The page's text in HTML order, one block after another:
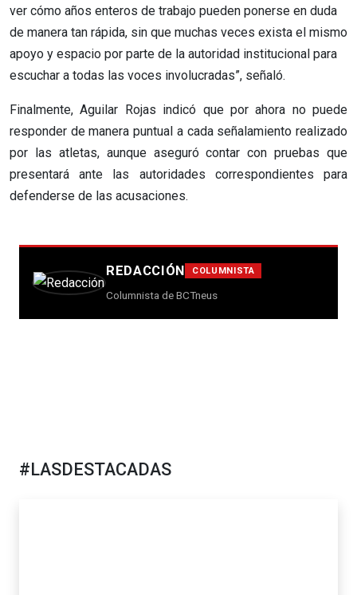
ver cómo años enteros de trabajo pueden ponerse en duda
de manera tan rápida, sin que muchas veces exista el mismo
apoyo y espacio por parte de la autoridad institucional para
escuchar a todas las voces involucradas”, señaló.
Finalmente, Aguilar Rojas indicó que por ahora no puede
responder de manera puntual a cada señalamiento realizado
por las atletas, aunque aseguró contar con pruebas que
presentará ante las autoridades correspondientes para
defenderse de las acusaciones.
REDACCIÓN COLUMNISTA
Columnista de BCTneus
#LASDESTACADAS